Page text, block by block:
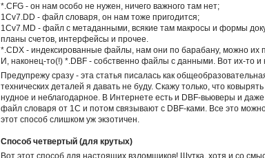
*.CFG - он нам особо не нужен, ничего важного там нет;
1Cv7.DD - файл словаря, он нам тоже пригодится;
1Cv7.MD - файл с метаданными, всякие там макросы и формы
планы счетов, интерфейсы и прочее.
*.CDX - индексированные файлы, нам они по барабану, можно их
И, наконец-то(!) *.DBF - собственно файлы с данными. Вот их-то и
Предупрежу сразу - эта статья писалась как
технических деталей я давать не буду. Скажу только, что
нудное и неблагодарное. В Интернете есть и DBF-вьюверы и
файл словаря от 1С и потом связывают с DBF-ками. Все это
этот способ слишком уж экзотичен.
Способ четвертый (для крутых)
Вот этот способ для настоящих взломщиков! Шутка, хотя и со